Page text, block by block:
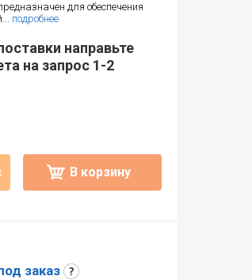
для обеспечения
подробнее
направьте
на запрос 1-2
В корзину
заказ